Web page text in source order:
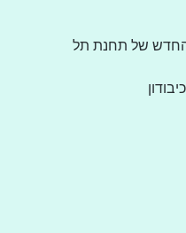
17:00 – דה פופ האוס ירמיהו 54 (הבית החדש של תחנת תל